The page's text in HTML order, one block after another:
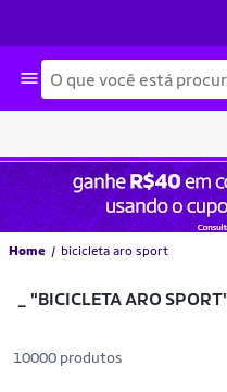
Busca
Home bicicleta aro sport
"BICICLETA ARO
10000 produtos